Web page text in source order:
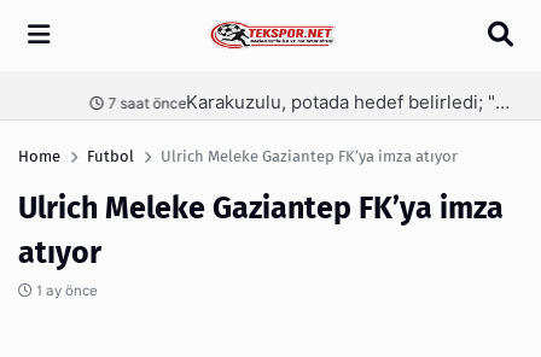
Arama
Karakuzulu, potada hedef belirledi; "O sene bu sene" 7 saat önce
Home Futbol Ulrich Meleke Gaziantep FK’ya imza atıyor
Ulrich Meleke Gaziantep FK’ya imza
atıyor
1 ay önce